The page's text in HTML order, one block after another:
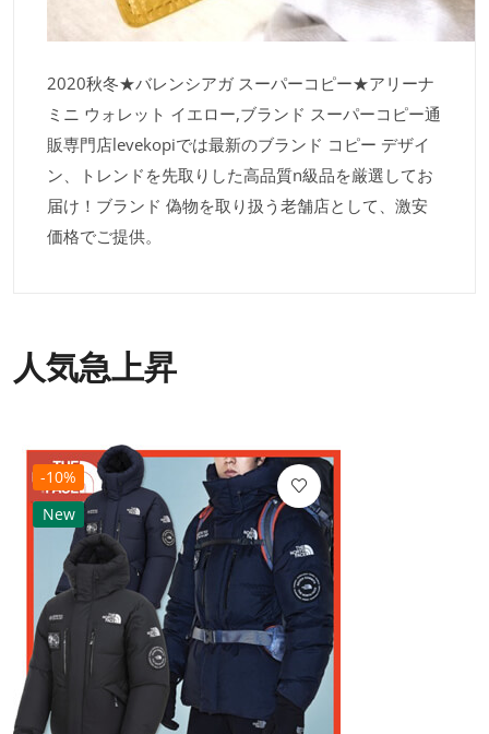
2020秋冬★バレンシアガ スーパーコピー★アリーナ
ミニ ウォレット イエロー,ブランド スーパーコピー通
販専門店levekopiでは最新のブランド コピー デザイ
ン、トレンドを先取りした高品質n級品を厳選してお
届け！ブランド 偽物を取り扱う老舗店として、激安
価格でご提供。
人気急上昇
-10%
New